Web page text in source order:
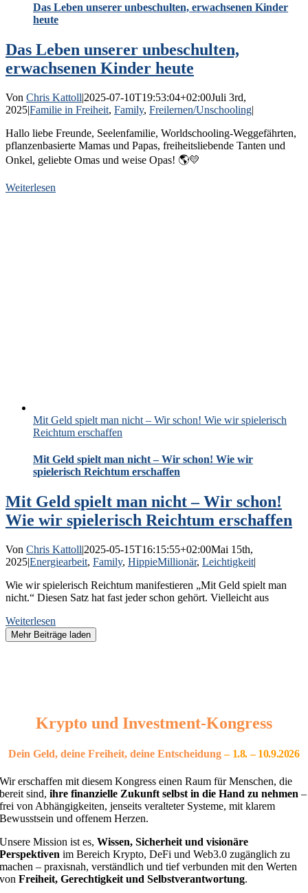
Das Leben unserer unbeschulten, erwachsenen Kinder
heute
Das Leben unserer unbeschulten,
erwachsenen Kinder heute
Von Chris Kattoll|2025-07-10T19:53:04+02:00Juli 3rd,
2025|Familie in Freiheit, Family, Freilernen/Unschooling|
Hallo liebe Freunde, Seelenfamilie, Worldschooling-Weggefährten,
pflanzenbasierte Mamas und Papas, freiheitsliebende Tanten und
Onkel, geliebte Omas und weise Opas! 🌎💛
Weiterlesen
Mit Geld spielt man nicht – Wir schon! Wie wir spielerisch
Reichtum erschaffen
Mit Geld spielt man nicht – Wir schon! Wie wir
spielerisch Reichtum erschaffen
Mit Geld spielt man nicht – Wir schon!
Wie wir spielerisch Reichtum erschaffen
Von Chris Kattoll|2025-05-15T16:15:55+02:00Mai 15th,
2025|Energiearbeit, Family, HippieMillionär, Leichtigkeit|
Wie wir spielerisch Reichtum manifestieren „Mit Geld spielt man
nicht.“ Diesen Satz hat fast jeder schon gehört. Vielleicht aus
Weiterlesen
Mehr Beiträge laden
Krypto und Investment-Kongress
Dein Geld, deine Freiheit, deine Entscheidung – 1.8. – 10.9.2026
Wir erschaffen mit diesem Kongress einen Raum für Menschen, die
bereit sind,ihre finanzielle Zukunft selbst in die Hand zu nehmen –
frei von Abhängigkeiten, jenseits veralteter Systeme, mit klarem
Bewusstsein und offenem Herzen.
Unsere Mission ist es,Wissen, Sicherheit und visionäre
Perspektiven im Bereich Krypto, DeFi und Web3.0 zugänglich zu
machen – praxisnah, verständlich und tief verbunden mit den Werten
vonFreiheit, Gerechtigkeit und Selbstverantwortung.